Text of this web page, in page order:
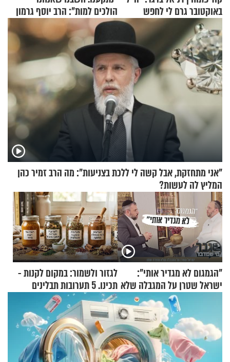
באוקטובר גרם לי לחפש
תשובות"
הולכים למות": הרב יוסף גרמון
בריאיון מרתק
"אני מתחזקת, אבל קשה לי ללכת בצניעות": מה הרב זמיר כהן
המליץ לה לעשות?
"הגמגום לא מגדיר אותי":
ישראל שטרן על המגבלה שלא
לגזור ולשמור: במקום לקנות -
תכינו. 5 תערובות תבלינים
שמתאימות להכל